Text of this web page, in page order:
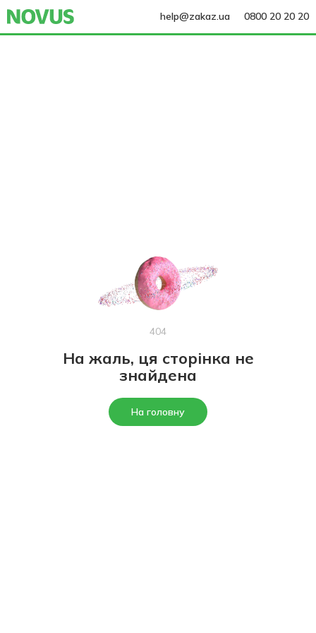
help@zakaz.ua 0800 20 20 20
404
На жаль, ця сторінка не
знайдена
На головну